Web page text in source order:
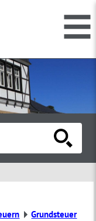
Grundsteuer